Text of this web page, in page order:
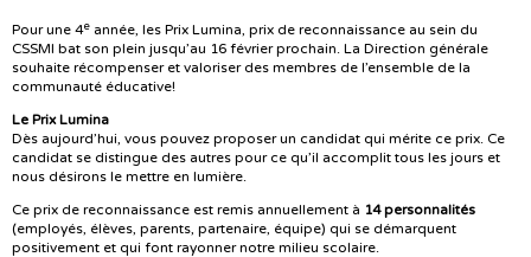
Pour une 4e année, les Prix Lumina, prix de reconnaissance au sein du
CSSMI bat son plein jusqu’au 16 février prochain. La Direction générale
souhaite récompenser et valoriser des membres de l’ensemble de la
communauté éducative!
Le Prix Lumina
Dès aujourd’hui, vous pouvez proposer un candidat qui mérite ce prix. Ce
candidat se distingue des autres pour ce qu’il accomplit tous les jours et
nous désirons le mettre en lumière.
Ce prix de reconnaissance est remis annuellement à 14 personnalités
(employés, élèves, parents, partenaire, équipe) qui se démarquent
positivement et qui font rayonner notre milieu scolaire.